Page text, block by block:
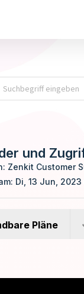
und
Zenkit Customer
Di, 13 Jun, 2023
Pläne